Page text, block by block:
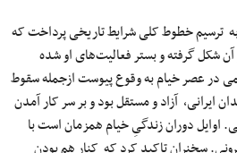
ترسیم خطوط کلی شرایط تاریخی پرداخت که
گرفته و بستر فعالیت‌های او شده
در عصر خیام به وقوع پیوست ازجمله سقوط
ایرانی، آزاد و مستقل بود و بر سر کار آمدن
دوران زندگیِ خیام همزمان است با